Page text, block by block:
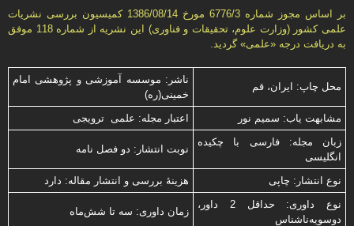
بر اساس مجوز شماره 6776/3 مورخ 1386/08/14 كمیسیون بررسى نشریات
علمى كشور (وزارت علوم، تحقیقات و فناورى) این نشریه از شماره 118 موفق
به دریافت درجه «علمى» گردید.
محل چاپ: ایران، قم
ناشر: موسسه آموزشی و پژوهشی امام
خمینی(ره)
مشابهت ياب: سميم نور
اعتبار مجله: علمی ترویجی
زبان مجله: فارسی با چكیده
انگلیسی
نوبت انتشار: دو فصل نامه
نوع انتشار: چاپی
هزینۀ بررسی و انتشار مقاله: دارد
نوع داوری: حداقل 2 داور،
دوسویه‌ناشناس
زمان داوری: سه تا شش‌ماه